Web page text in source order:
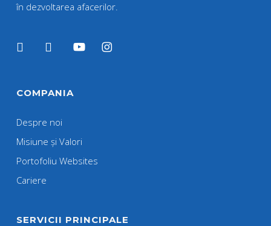
în dezvoltarea afacerilor.
COMPANIA
Despre noi
Misiune și Valori
Portofoliu Websites
Cariere
SERVICII PRINCIPALE